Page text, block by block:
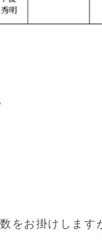
をお掛けします